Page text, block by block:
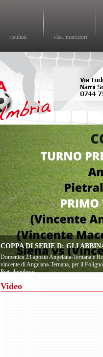
risultati clas. marcatori
COPPA DI SERIE D: GLI
Domenica 23 agosto Angelana-Ternana e
vincente di Angelana-Ternana, per il
Pietralunghese
Video